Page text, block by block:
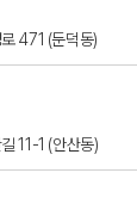
471 (둔덕동)
11-1 (안산동)